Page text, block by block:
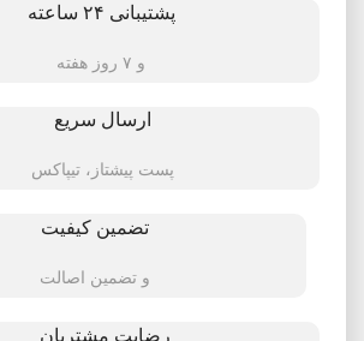
پشتیبانی ۲۴ ساعته
و ۷ روز هفته
ارسال سریع
پست پیشتاز، تیپاکس
تضمین کیفیت
و تضمین اصالت
رضایت مشتریان